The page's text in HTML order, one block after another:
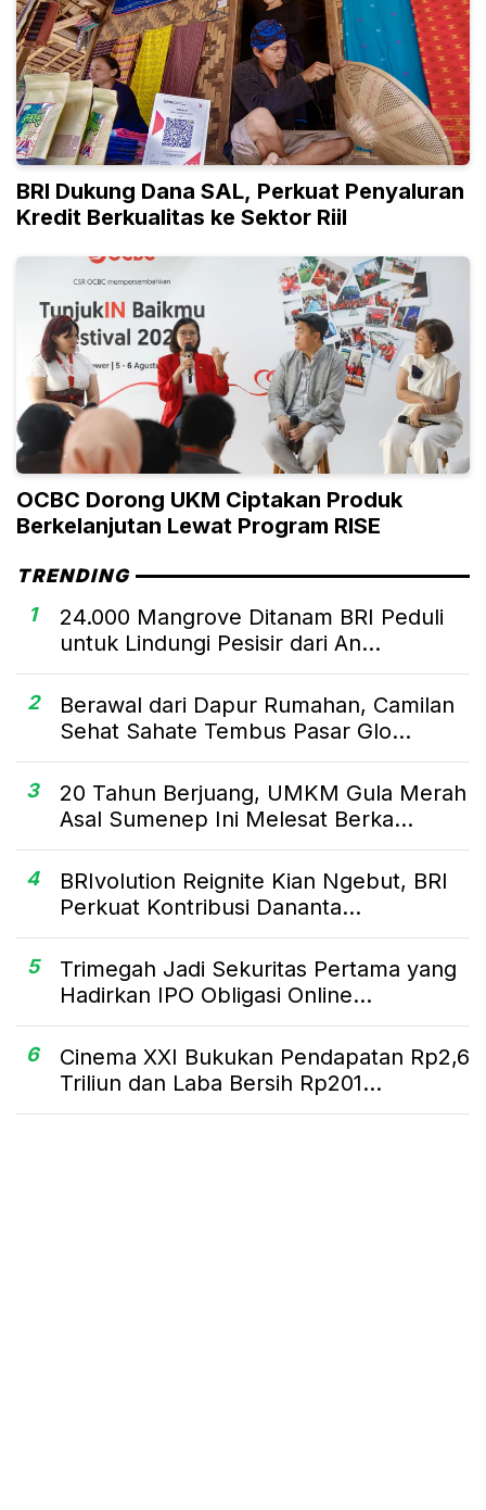
BRI Dukung Dana SAL, Perkuat Penyaluran
Kredit Berkualitas ke Sektor Riil
OCBC Dorong UKM Ciptakan Produk
Berkelanjutan Lewat Program RISE
TRENDING
1
24.000 Mangrove Ditanam BRI Peduli
untuk Lindungi Pesisir dari An...
2
Berawal dari Dapur Rumahan, Camilan
Sehat Sahate Tembus Pasar Glo...
3
20 Tahun Berjuang, UMKM Gula Merah
Asal Sumenep Ini Melesat Berka...
4
BRIvolution Reignite Kian Ngebut, BRI
Perkuat Kontribusi Dananta...
5
Trimegah Jadi Sekuritas Pertama yang
Hadirkan IPO Obligasi Online...
6
Cinema XXI Bukukan Pendapatan Rp2,6
Triliun dan Laba Bersih Rp201...